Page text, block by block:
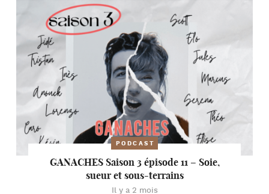
PODCAST
GANACHES Saison 3 épisode 11 – Soie,
sueur et sous-terrains
Il y a 2 mois